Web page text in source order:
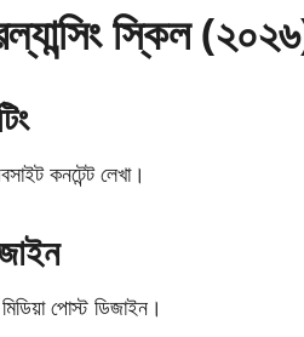
স্কিল
কনটেন্ট লেখা।
পোস্ট ডিজাইন।